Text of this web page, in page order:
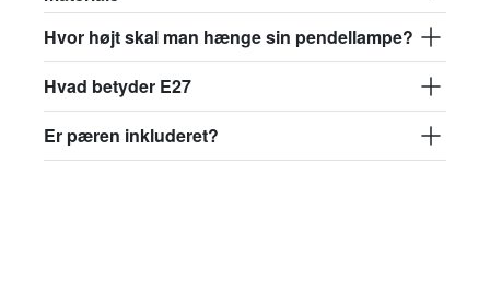
Hvor højt skal man hænge sin pendellampe?
Hvad betyder E27
Er pæren inkluderet?